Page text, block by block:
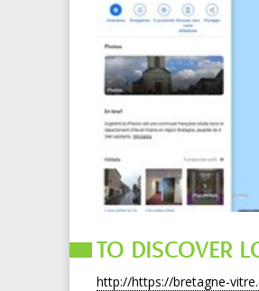
TO DISCOVER
http://https://bretagne-